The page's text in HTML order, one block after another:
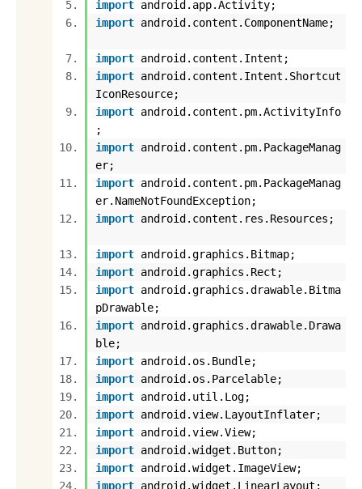
import android.app.Activity;
import android.content.ComponentName;
import android.content.Intent;
import android.content.Intent.Shortcut
IconResource;
import android.content.pm.ActivityInfo
;
import android.content.pm.PackageManag
er;
import android.content.pm.PackageManag
er.NameNotFoundException;
import android.content.res.Resources;
import android.graphics.Bitmap;
import android.graphics.Rect;
import android.graphics.drawable.Bitma
pDrawable;
import android.graphics.drawable.Drawa
ble;
import android.os.Bundle;
import android.os.Parcelable;
import android.util.Log;
import android.view.LayoutInflater;
import android.view.View;
import android.widget.Button;
import android.widget.ImageView;
import android.widget.LinearLayout;